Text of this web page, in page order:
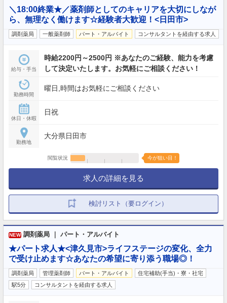
＼18:00終業★／薬剤師としてのキャリアを大切にしなが
ら、無理なく働けます☆経験者大歓迎！<日田市>
調剤薬局 一般薬剤師 パート・アルバイト コンサルタントを経由する求人
給与・手当
時給2200円～2500円 ※あなたのご経験、能力を考慮
して決定いたします。お気軽にご相談ください！
勤務時間
曜日,時間はお気軽にご相談ください
休日・休暇
日祝
勤務地
大分県日田市
閲覧状況 今が狙い目！
求人の詳細を見る
検討リスト（要ログイン）
NEW 調剤薬局 ｜ パート・アルバイト
★パート求人★<津久見市>ライフステージの変化、全力
で受け止めます☆あなたの希望に寄り添う職場◎！
調剤薬局 管理薬剤師 パート・アルバイト
住宅補助(手当)・寮・社宅
駅5分
コンサルタントを経由する求人